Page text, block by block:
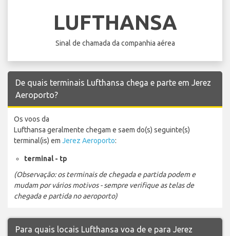
LUFTHANSA
Sinal de chamada da companhia aérea
De quais terminais Lufthansa chega e parte em Jerez
Aeroporto?
Os voos da
Lufthansa geralmente chegam e saem do(s) seguinte(s)
terminal(is) em Jerez Aeroporto:
terminal - tp
(Observação: os terminais de chegada e partida podem e
mudam por vários motivos - sempre verifique as telas de
chegada e partida no aeroporto)
Para quais locais Lufthansa voa de e para Jerez